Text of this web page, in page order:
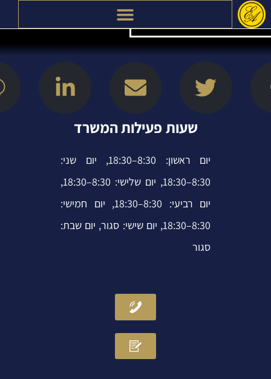
דילוג
לתוכן
T
w
t
e
r
E
n
e
l
o
p
e
i
e
d
i
n
שעות פעילות המשרד
יום ראשון: 8:30–18:30, יום שני:
8:30–18:30, יום שלישי: 8:30–18:30,
יום רביעי: 8:30–18:30, יום חמישי:
8:30–18:30, יום שישי: סגור, יום שבת:
סגור